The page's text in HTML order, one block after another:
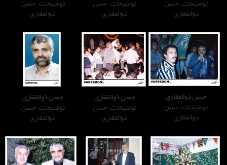
توضیحات: حسن
ذوالفقاری
توضیحات: حسن
ذوالفقاری
حسن ذوالفقاری
توضیحات: حسن
ذوالفقاری
حسن ذوالفقاری
توضیحات: حسن
ذوالفقاری